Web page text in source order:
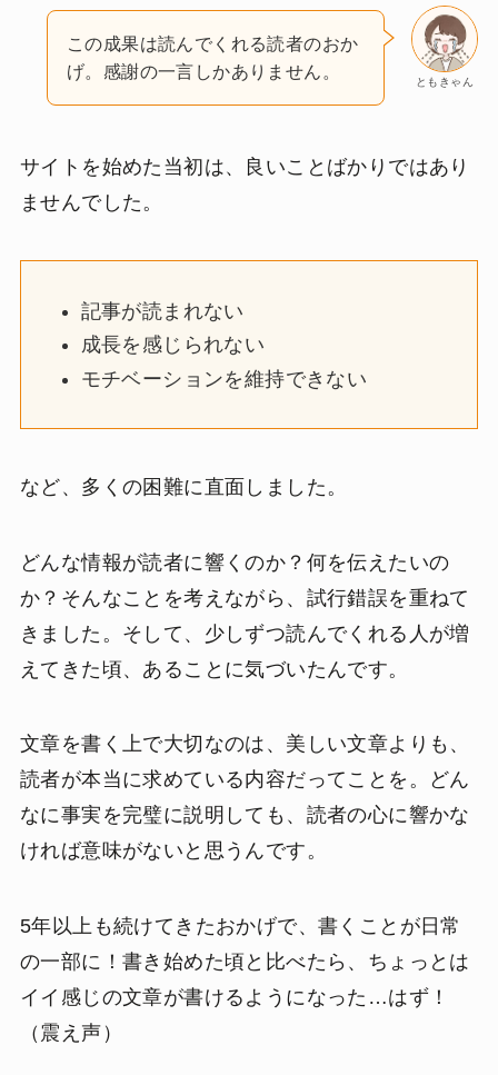
ともきゃん
この成果は読んでくれる読者のおか
げ。感謝の一言しかありません。
サイトを始めた当初は、良いことばかりではあり
ませんでした。
記事が読まれない
成長を感じられない
モチベーションを維持できない
など、多くの困難に直面しました。
どんな情報が読者に響くのか？何を伝えたいの
か？そんなことを考えながら、試行錯誤を重ねて
きました。そして、少しずつ読んでくれる人が増
えてきた頃、あることに気づいたんです。
文章を書く上で大切なのは、美しい文章よりも、
読者が本当に求めている内容だってことを。どん
なに事実を完璧に説明しても、読者の心に響かな
ければ意味がないと思うんです。
5年以上も続けてきたおかげで、書くことが日常
の一部に！書き始めた頃と比べたら、ちょっとは
イイ感じの文章が書けるようになった…はず！
（震え声）